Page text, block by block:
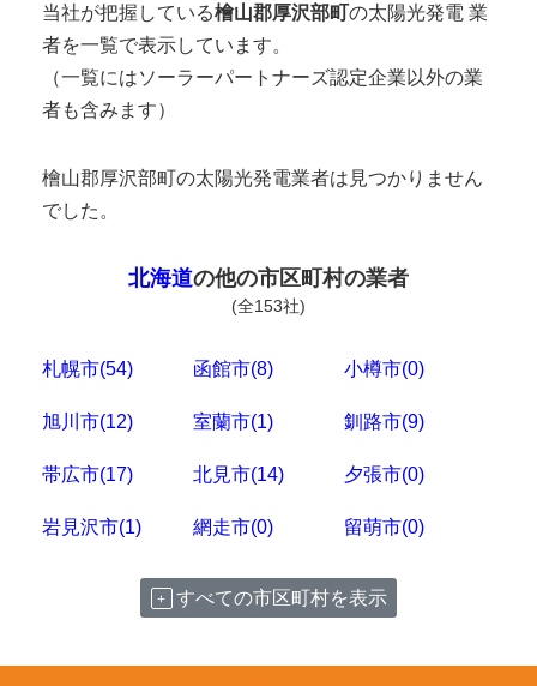
当社が把握している檜山郡厚沢部町の太陽光発電 業
者を一覧で表示しています。
（一覧にはソーラーパートナーズ認定企業以外の業
者も含みます）
檜山郡厚沢部町の太陽光発電業者は見つかりません
でした。
北海道の他の市区町村の業者
(全153社)
札幌市(54) 函館市(8) 小樽市(0)
旭川市(12) 室蘭市(1) 釧路市(9)
帯広市(17) 北見市(14) 夕張市(0)
岩見沢市(1) 網走市(0) 留萌市(0)
すべての市区町村を表示